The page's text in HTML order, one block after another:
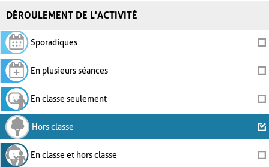
DÉROULEMENT DE L'ACTIVITÉ
Sporadiques
En plusieurs séances
En classe seulement
Hors classe
En classe et hors classe